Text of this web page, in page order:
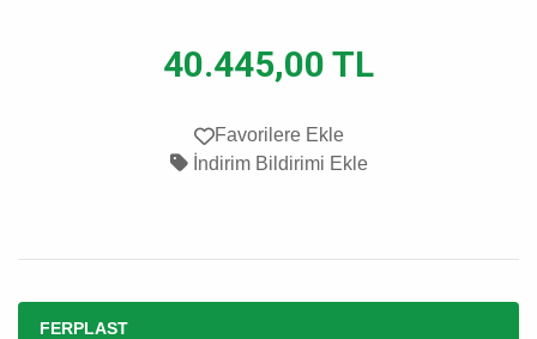
40.445,00 TL
Favorilere Ekle
İndirim Bildirimi Ekle
FERPLAST